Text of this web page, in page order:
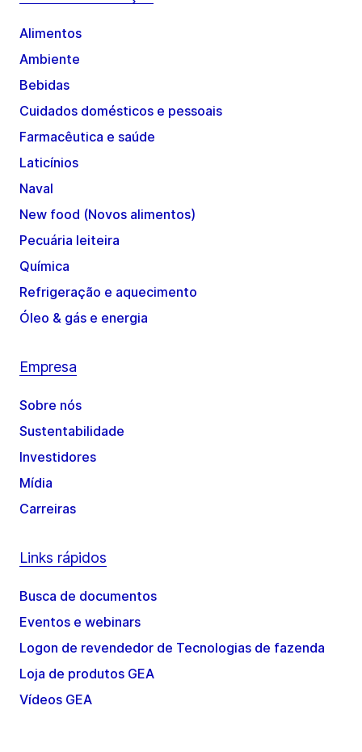
Alimentos
Ambiente
Bebidas
Cuidados domésticos e pessoais
Farmacêutica e saúde
Laticínios
Naval
New food (Novos alimentos)
Pecuária leiteira
Química
Refrigeração e aquecimento
Óleo & gás e energia
Empresa
Sobre nós
Sustentabilidade
Investidores
Mídia
Carreiras
Links rápidos
Busca de documentos
Eventos e webinars
Logon de revendedor de Tecnologias de fazenda
Loja de produtos GEA
Vídeos GEA